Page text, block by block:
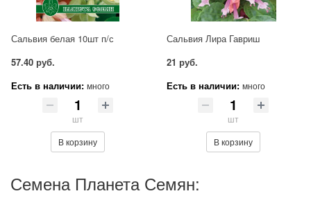
Сальвия белая 10шт п/с
57.40 руб.
Есть в наличии: много
шт
В корзину
Сальвия Лира Гавриш
21 руб.
Есть в наличии: много
шт
В корзину
Семена Планета Семян: